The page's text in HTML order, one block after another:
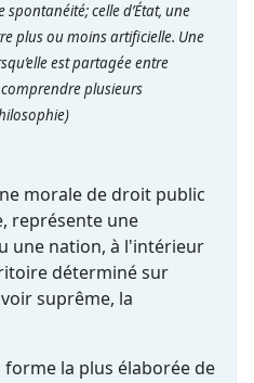
celle d’État, une
plus ou moins artificielle. Une
est partagée entre
plusieurs
morale de droit public
représente une
une nation, à l'intérieur
déterminé sur
suprême, la
forme la plus élaborée de